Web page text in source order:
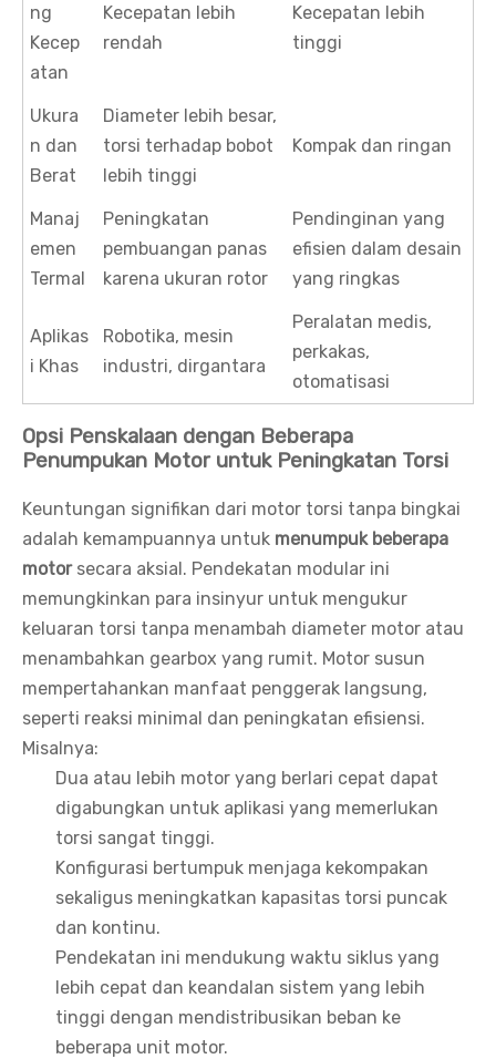
ng
Kecep
atan
Kecepatan lebih
rendah
Kecepatan lebih
tinggi
Ukura
n dan
Berat
Diameter lebih besar,
torsi terhadap bobot
lebih tinggi
Kompak dan ringan
Manaj
emen
Termal
Peningkatan
pembuangan panas
karena ukuran rotor
Pendinginan yang
efisien dalam desain
yang ringkas
Aplikas
i Khas
Robotika, mesin
industri, dirgantara
Peralatan medis,
perkakas,
otomatisasi
Opsi Penskalaan dengan Beberapa
Penumpukan Motor untuk Peningkatan Torsi
Keuntungan signifikan dari motor torsi tanpa bingkai
adalah kemampuannya untuk menumpuk beberapa
motor secara aksial. Pendekatan modular ini
memungkinkan para insinyur untuk mengukur
keluaran torsi tanpa menambah diameter motor atau
menambahkan gearbox yang rumit. Motor susun
mempertahankan manfaat penggerak langsung,
seperti reaksi minimal dan peningkatan efisiensi.
Misalnya:
Dua atau lebih motor yang berlari cepat dapat
digabungkan untuk aplikasi yang memerlukan
torsi sangat tinggi.
Konfigurasi bertumpuk menjaga kekompakan
sekaligus meningkatkan kapasitas torsi puncak
dan kontinu.
Pendekatan ini mendukung waktu siklus yang
lebih cepat dan keandalan sistem yang lebih
tinggi dengan mendistribusikan beban ke
beberapa unit motor.